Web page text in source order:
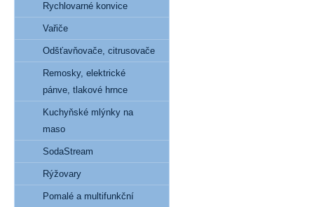
Rychlovarné konvice
Vařiče
Odšťavňovače, citrusovače
Remosky, elektrické
pánve, tlakové hrnce
Kuchyňské mlýnky na
maso
SodaStream
Rýžovary
Pomalé a multifunkční